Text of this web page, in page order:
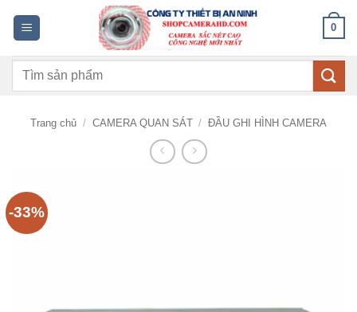
dung
0
Tìm
Trang chủ / CAMERA QUAN SÁT / ĐẦU GHI HÌNH CAMERA
-33%